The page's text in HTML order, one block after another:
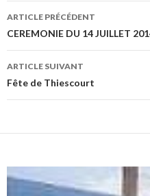
Navigation
des
articles
ARTICLE PRÉCÉDENT
CEREMONIE DU 14 JUILLET
ARTICLE SUIVANT
Fête de Thiescourt